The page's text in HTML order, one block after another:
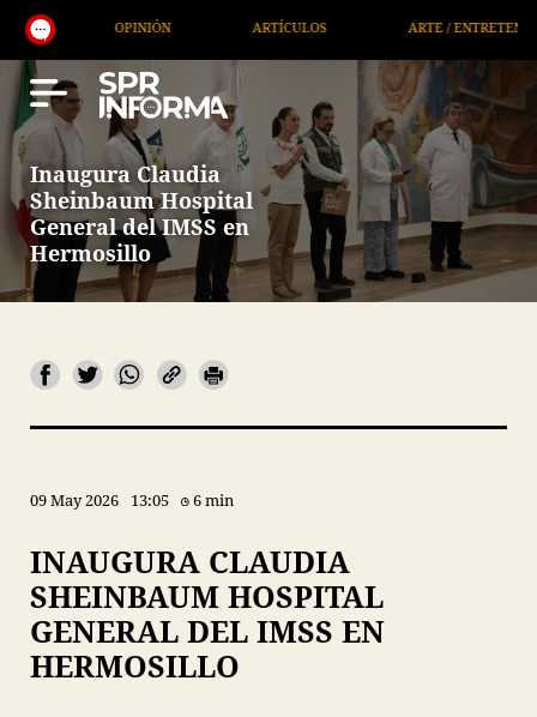
ARTÍCULOS ARTE / ENTRETENIMIENTO
Inaugura Claudia
Sheinbaum Hospital
General del IMSS en
Hermosillo
09 May 2026 13:05 6 min
INAUGURA CLAUDIA
SHEINBAUM HOSPITAL
GENERAL DEL IMSS EN
HERMOSILLO